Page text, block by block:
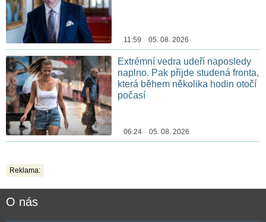
11:59 05. 08. 2026
Extrémní vedra udeří naposledy
naplno. Pak přijde studená fronta,
která během několika hodin otočí
počasí
06:24 05. 08. 2026
Reklama:
O nás